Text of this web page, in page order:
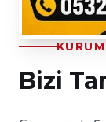
Bizi